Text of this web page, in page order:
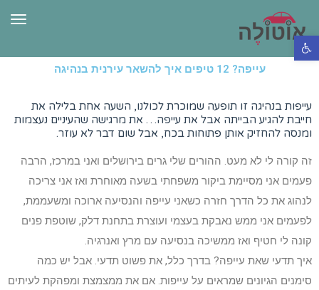
פתח סרגל נגישות
עייפה? 12 טיפים איך להשאר עירנית בנהיגה
עייפות בנהיגה זו תופעה שמוכרת לכולנו, השעה אחת בלילה את
חייבת להגיע הבייתה אבל את עייפה… את מרגישה שהעיניים נעצמות
ומנסה להחזיק אותן פתוחות בכח, אבל שום דבר לא עוזר.
זה קורה לי לא מעט. ההורים שלי גרים בירושלים ואני במרכז, הרבה
פעמים אני מסיימת ביקור משפחתי בשעה מאוחרת ואז אני צריכה
לנהוג את כל הדרך חזרה כשאני עייפה והנסיעה ארוכה ומשעממת,
לפעמים אני ממש נאבקת בעצמי ועוצרת בתחנת דלק, שוטפת פנים
קונה לי חטיף ואז ממשיכה בנסיעה עם מרץ ואנרגיה.
איך תדעי שאת עייפה? בדרך כלל, את פשוט תדעי. אבל יש כמה
סימנים הגיונים שמראים על עייפות. אם את ממצמצת ומפהקת לעיתים